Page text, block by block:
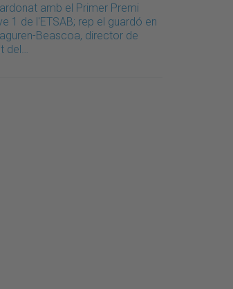
amb el Primer Premi
1 de l'ETSAB; rep el guardó en
Beascoa, director de
del…